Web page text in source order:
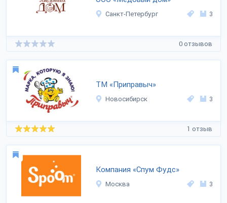
Санкт-Петербург 3
0 отзывов
ТМ «Приправыч»
Новосибирск 3
1 отзыв
Компания «Спум Фудс»
Москва 3